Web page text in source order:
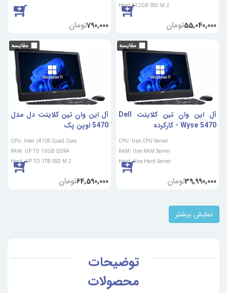
Hard:512GB SSD M.2
55,040,000تومان 790,000تومان
آل این وان تین کلاینت Dell
Wyse 5470 - کارکرده
CPU: Use CPU Server
RAM: Use RAM Server
Hard: Use Hard Server
39,990,000تومان
آل این وان تین کلاینت دل مدل
5470 اوپن پک
CPU: Intel J4105 Quad Core
RAM: UP TO 16GB DDR4
Hard: UP TO 1TB SSD M.2
64,590,000تومان
نمایش بیشتر
توضیحات
محصولات